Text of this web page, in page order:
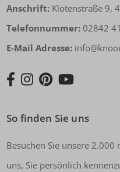
Anschrift: Klotenstraße 9,
Telefonnummer: 02842
E-Mail Adresse:
So finden Sie uns
Besuchen Sie unsere 2.000
uns, Sie persönlich